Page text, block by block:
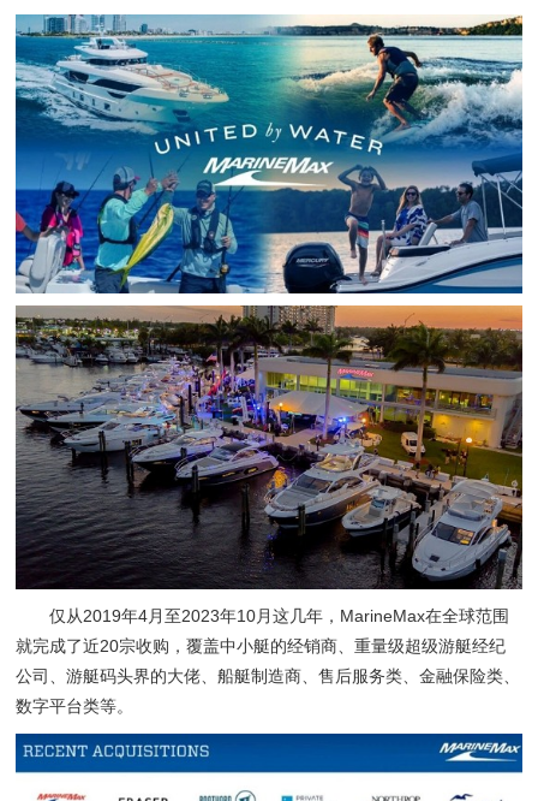
仅从2019年4月至2023年10月这几年，MarineMax在全球范围
就完成了近20宗收购，覆盖中小艇的经销商、重量级超级游艇经纪
公司、游艇码头界的大佬、船艇制造商、售后服务类、金融保险类、
数字平台类等。